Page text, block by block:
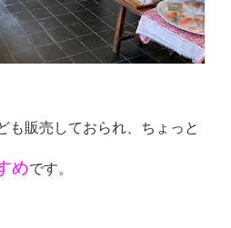
も販売しておられ、 ちょっと
めです。